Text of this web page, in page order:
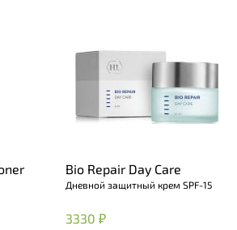
Bio Repair Day Care
Дневной защитный крем SPF-15
3330 ₽